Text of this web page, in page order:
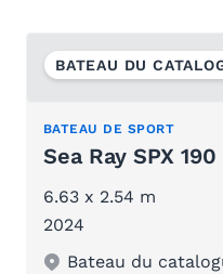
BATEAU DU
BATEAU DE SPORT
Sea Ray SPX
6.63 x 2.54 m
2024
Bateau du